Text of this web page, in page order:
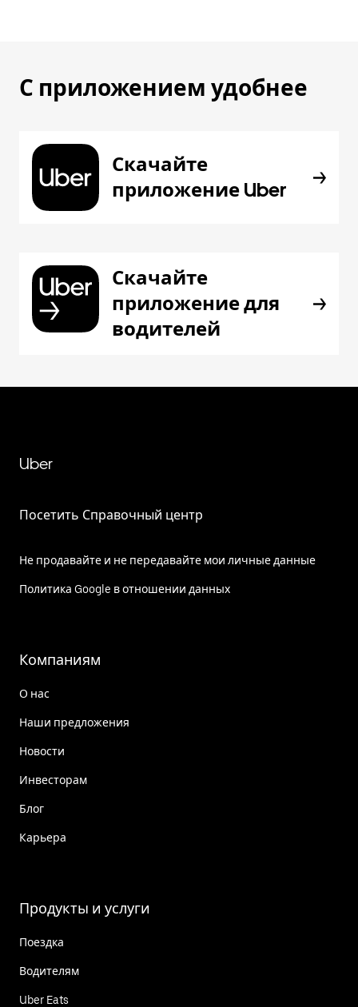
С приложением удобнее
Скачайте
приложение Uber
Скачайте
приложение для
водителей
Uber
Посетить Справочный центр
Не продавайте и не передавайте мои личные данные
Политика Google в отношении данных
Компаниям
О нас
Наши предложения
Новости
Инвесторам
Блог
Карьера
Продукты и услуги
Поездка
Водителям
Uber Eats